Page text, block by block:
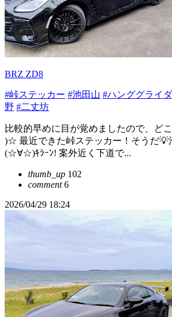
BRZ ZD8
#峠ステッカー #池田山 #ハンググライ
野 #二丈坊
比較的早めに目が覚めましたので、ど
)☆ 最近できた峠ステッカー！そうだ💡
(☆∀☆)ｷﾗｰﾝ! 案外近く下道で...
thumb_up 102
comment6
2026/04/29 18:24